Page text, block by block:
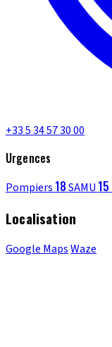
+33 5 34 57 30 00
Urgences
Pompiers 18SAMU 15
Localisation
Google MapsWaze